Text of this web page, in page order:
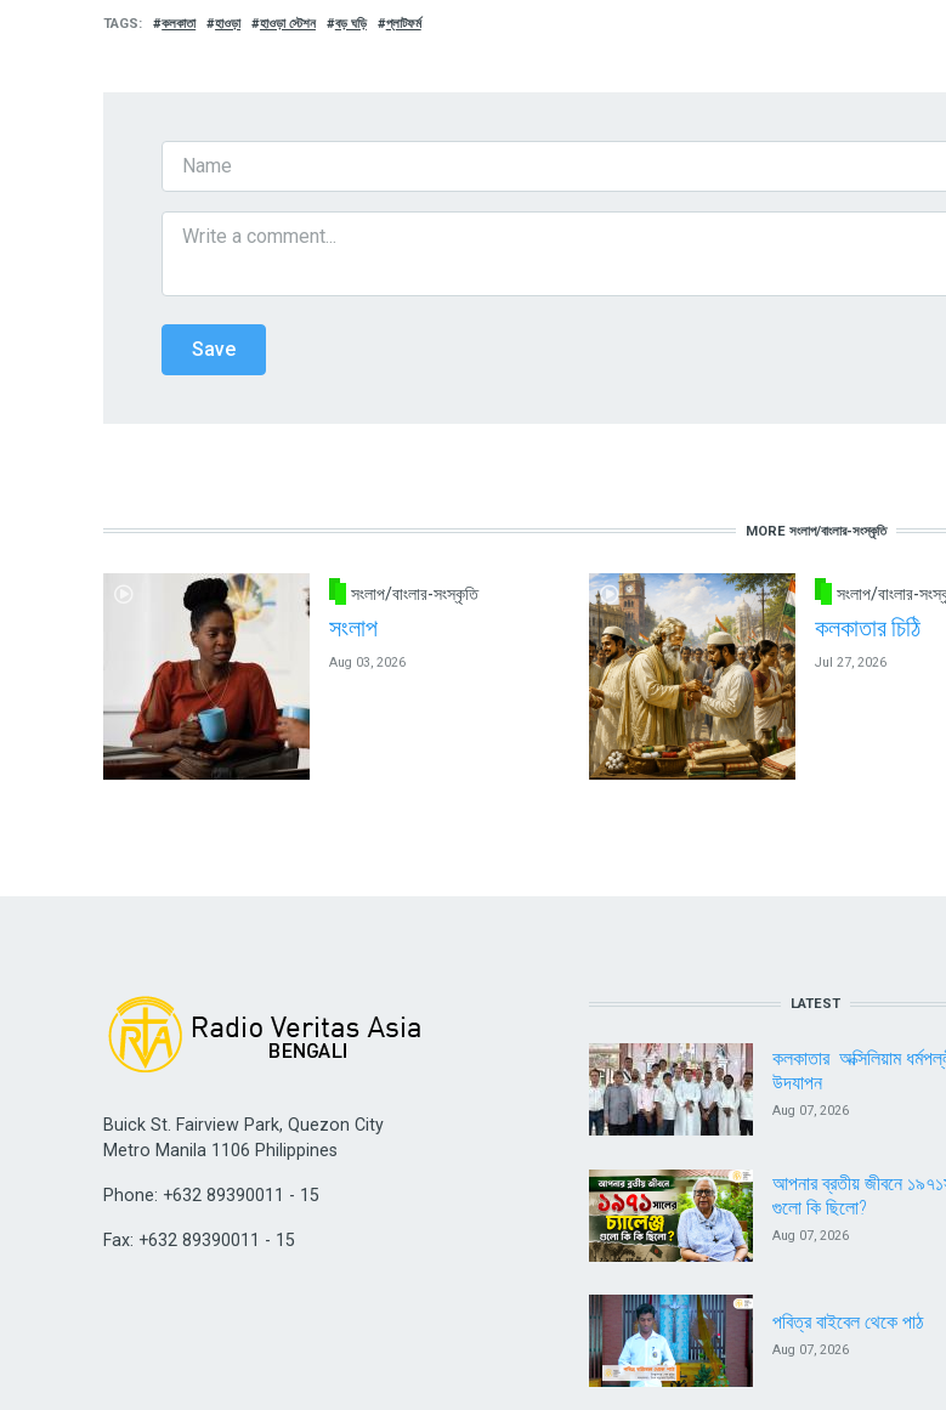
TAGS কলকাতা হাওড়া হাওড়া স্টেশন বড় ঘড়ি প্লাটফর্ম
MORE সংলাপ/বাংলার-সংস্কৃতি
সংলাপ/বাংলার-সংস্কৃতি
সংলাপ
Aug 03, 2026
সংলাপ/বাংলার-
কলকাতার চিঠি
Jul 27, 2026
Buick St. Fairview Park, Quezon City
Metro Manila 1106 Philippines
Phone: +632 89390011 - 15
Fax: +632 89390011 - 15
LATEST
কলকাতার অক্সিলিয়াম
উদযাপন
Aug 07, 2026
আপনার ব্রতীয় জীবনে
গুলো কি ছিলো?
Aug 07, 2026
পবিত্র বাইবেল থেকে পাঠ
Aug 07, 2026